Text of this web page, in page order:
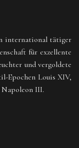
international tätiger
für exzellente
und vergoldete
Epochen Louis XIV,
Napoleon III.